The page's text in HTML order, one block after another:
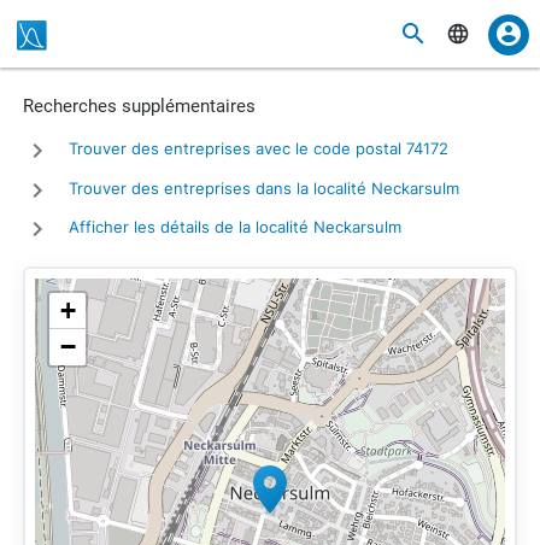
Recherches supplémentaires
Trouver des entreprises avec le code postal 74172
Trouver des entreprises dans la localité Neckarsulm
Afficher les détails de la localité Neckarsulm
+
−